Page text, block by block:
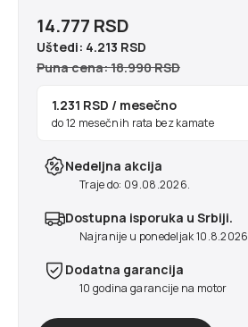
14.777 RSD
Uštedi: 4.213 RSD
Puna cena: 18.990 RSD
1.231 RSD / mesečno
do 12 mesečnih rata bez kamate
Nedeljna akcija
Traje do: 09.08.2026.
Dostupna isporuka u Srbiji.
Najranije u ponedeljak 10.8.2026
Dodatna garancija
10 godina garancije na motor